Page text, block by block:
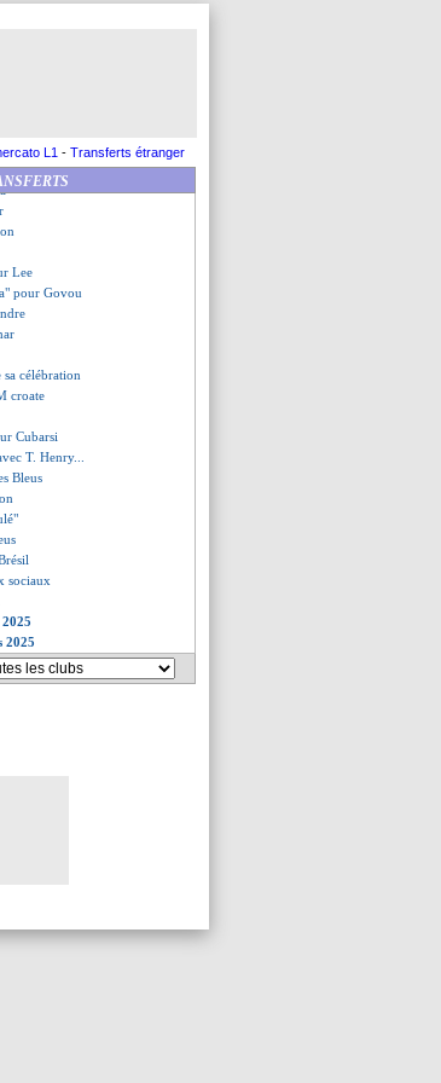
L1 - Transferts étranger
le retour
Lee
pour Govou
célébration
croate
Cubarsi
T. Henry...
Bleus
sociaux
2025